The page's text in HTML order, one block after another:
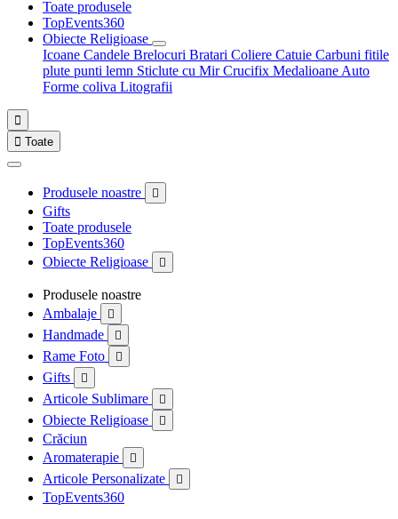
Toate produsele
TopEvents360
Obiecte Religioase
Icoane Candele Brelocuri Bratari Coliere Catuie Carbuni fitile
plute punti lemn Sticlute cu MirCrucifix Medalioane Auto
Forme coliva Litografii

 Toate
Produsele noastre 
Gifts
Toate produsele
TopEvents360
Obiecte Religioase

Produsele noastre
Ambalaje

Handmade 
Rame Foto 
Gifts 
Articole Sublimare 
Obiecte Religioase 
Crăciun
Aromaterapie

Articole Personalizate 
TopEvents360